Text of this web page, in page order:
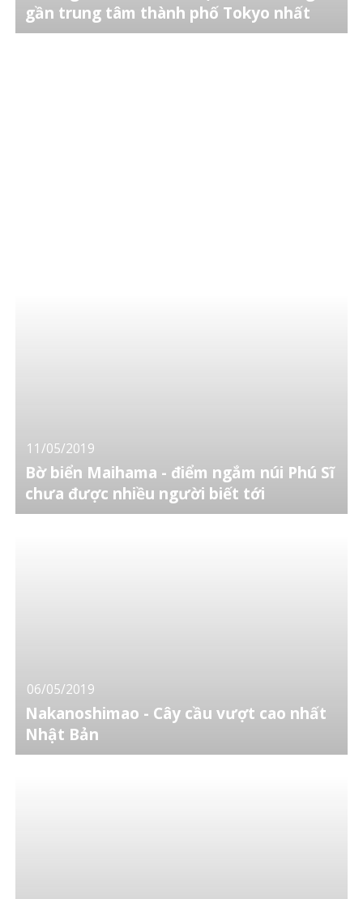
gần trung tâm thành phố Tokyo nhất
11/05/2019
Bờ biển Maihama - điểm ngắm núi Phú Sĩ
chưa được nhiều người biết tới
06/05/2019
Nakanoshimao - Cây cầu vượt cao nhất
Nhật Bản